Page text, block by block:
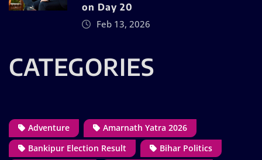
on Day 20
Feb 13, 2026
CATEGORIES
Adventure
Amarnath Yatra 2026
Bankipur Election Result
Bihar Politics